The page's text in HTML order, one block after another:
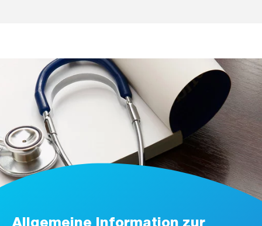
Allgemeine Information zur